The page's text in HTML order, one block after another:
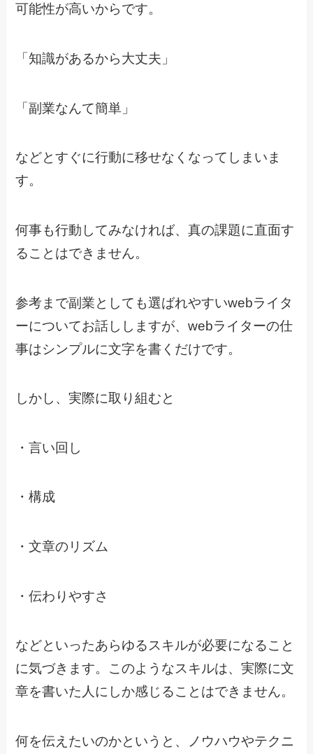
可能性が高いからです。
「知識があるから大丈夫」
「副業なんて簡単」
などとすぐに行動に移せなくなってしまいま
す。
何事も行動してみなければ、真の課題に直面す
ることはできません。
参考まで副業としても選ばれやすいwebライタ
ーについてお話ししますが、webライターの仕
事はシンプルに文字を書くだけです。
しかし、実際に取り組むと
・言い回し
・構成
・文章のリズム
・伝わりやすさ
などといったあらゆるスキルが必要になること
に気づきます。このようなスキルは、実際に文
章を書いた人にしか感じることはできません。
何を伝えたいのかというと、ノウハウやテクニ